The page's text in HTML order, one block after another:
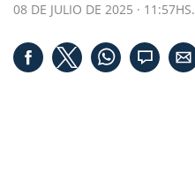
08 DE JULIO DE 2025 · 11:57HS.